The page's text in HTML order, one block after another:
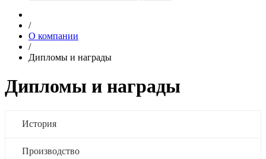
/
О компании
/
Дипломы и награды
Дипломы и награды
История
Производство